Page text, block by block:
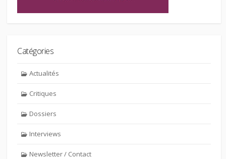
Catégories
Actualités
Critiques
Dossiers
Interviews
Newsletter / Contact